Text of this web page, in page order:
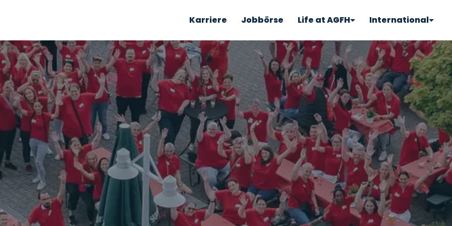
Karriere Jobbörse Life at AGFH International